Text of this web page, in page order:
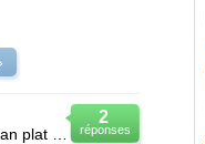
2
réponses